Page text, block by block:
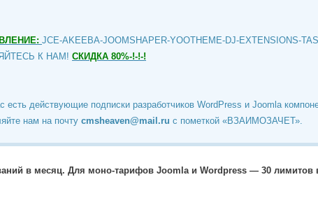
JCE-AKEEBA-JOOMSHAPER-YOOTHEME-DJ-EXTENSIONS-
К НАМ! СКИДКА 80%-!-!-!
есть действующие подписки разработчиков WordPress и Joomla
нам на почту cmsheaven@mail.ru c пометкой «ВЗАИМОЗАЧЕТ».
в месяц. Для моно-тарифов Joomla и Wordpress — 30